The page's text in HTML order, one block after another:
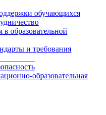
обучающихся
образовательной
и требования
образовательная